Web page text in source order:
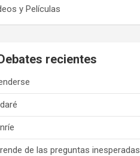
y Películas
recientes
de las preguntas inesperadas